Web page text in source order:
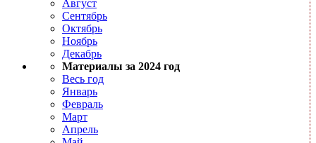
Август
Сентябрь
Октябрь
Ноябрь
Декабрь
Материалы за 2024 год
Весь год
Январь
Февраль
Март
Апрель